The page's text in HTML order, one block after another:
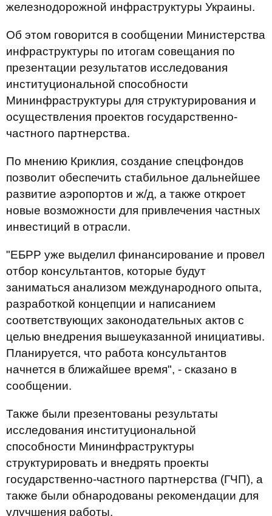
железнодорожной инфраструктуры Украины.
Об этом говорится в сообщении Министерства
инфраструктуры по итогам совещания по
презентации результатов исследования
институциональной способности
Мининфраструктуры для структурирования и
осуществления проектов государственно-
частного партнерства.
По мнению Криклия, создание спецфондов
позволит обеспечить стабильное дальнейшее
развитие аэропортов и ж/д, а также откроет
новые возможности для привлечения частных
инвестиций в отрасли.
"ЕБРР уже выделил финансирование и провел
отбор консультантов, которые будут
заниматься анализом международного опыта,
разработкой концепции и написанием
соответствующих законодательных актов с
целью внедрения вышеуказанной инициативы.
Планируется, что работа консультантов
начнется в ближайшее время", - сказано в
сообщении.
Также были презентованы результаты
исследования институциональной
способности Мининфраструктуры
структурировать и внедрять проекты
государственно-частного партнерства (ГЧП), а
также были обнародованы рекомендации для
улучшения работы.